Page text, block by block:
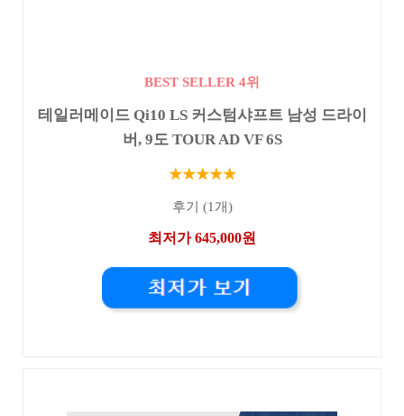
BEST SELLER 4위
테일러메이드 Qi10 LS 커스텀샤프트 남성 드라이
버, 9도 TOUR AD VF 6S
★★★★★
후기 (1개)
최저가 645,000원